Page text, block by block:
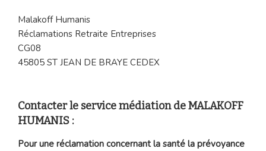
Malakoff Humanis
Réclamations Retraite Entreprises
CG08
45805 ST JEAN DE BRAYE CEDEX
Contacter le service médiation de MALAKOFF
HUMANIS :
Pour une réclamation concernant la santé la prévoyance